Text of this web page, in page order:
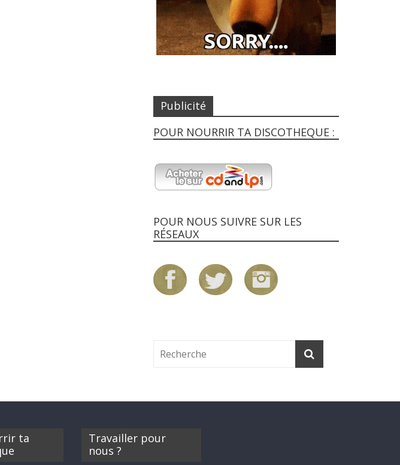
Publicité
POUR NOURRIR TA DISCOTHEQUE :
POUR NOUS SUIVRE SUR LES
RÉSEAUX
ta
Travailler pour
nous ?